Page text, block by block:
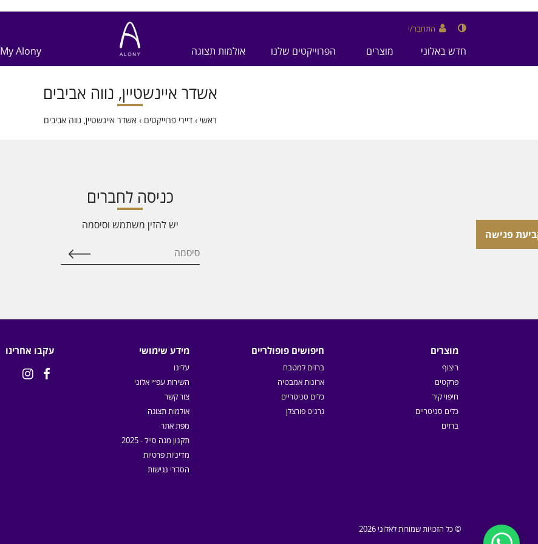
התחבר/י
חדש באלוני מוצרים הפרוייקטים שלנו אולמות תצוגה My Alony
אשדר איינשטיין, נווה אביבים
ראשי ›דיירי פרוייקטים ›אשדר איינשטיין, נווה אביבים
כניסה לחברים
יש להזין משתמש וסיסמה
פגישה
מוצרים
ריצוף
פרקטים
חיפוי קיר
כלים סניטריים
ברזים
חיפושים פופולריים
ברזים למטבח
ארונות אמבטיה
כלים סניטריים
גרניט פורצלן
מידע שימושי
עלינו
השירות עפ״י אלוני
צור קשר
אולמות תצוגה
מפת אתר
תקנון מגה סייל - 2025
מדיניות פרטיות
הסדרי נגישות
עקבו אחרינו


© כל הזכויות שמורות לאלוני 2026